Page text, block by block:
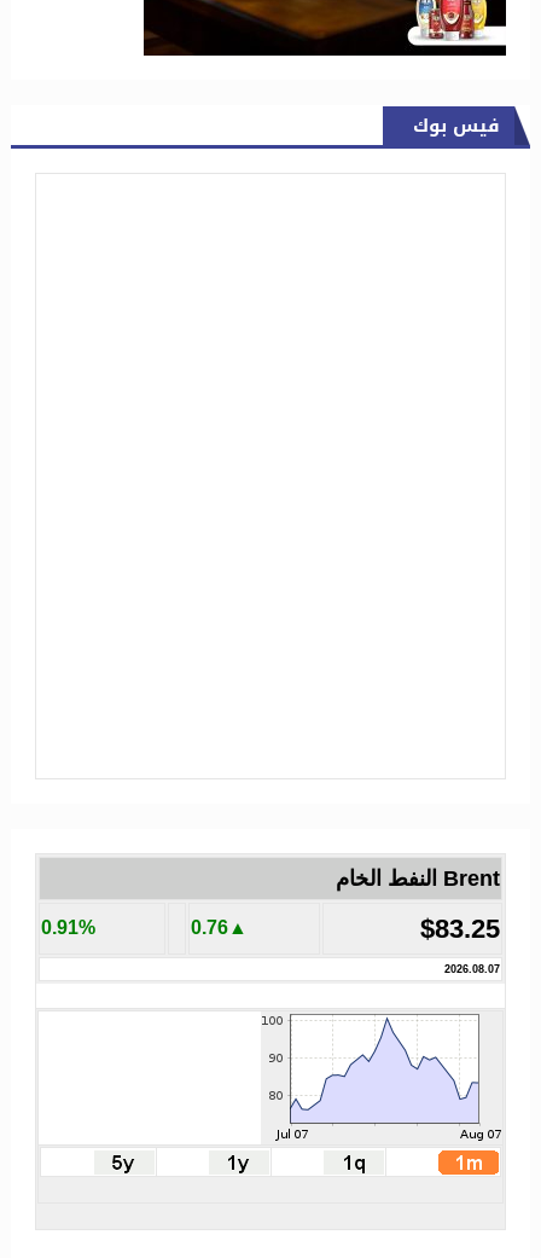
فيس بوك
Brent النفط الخام
$83.25
▲0.76
0.91%
2026.08.07